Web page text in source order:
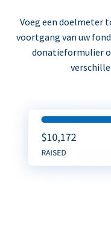
Voeg een doelmeter
voortgang van uw
donatieformulier